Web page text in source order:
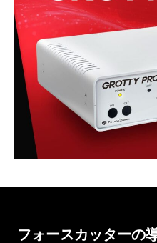
フォースカッターの